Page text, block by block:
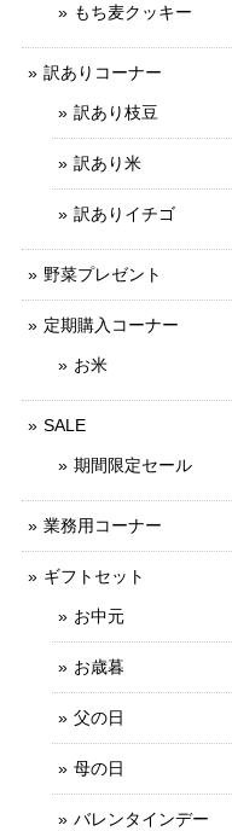
もち麦クッキー
訳ありコーナー
訳あり枝豆
訳あり米
訳ありイチゴ
野菜プレゼント
定期購入コーナー
お米
SALE
期間限定セール
業務用コーナー
ギフトセット
お中元
お歳暮
父の日
母の日
バレンタインデー